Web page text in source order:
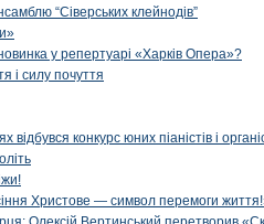
“Сіверських клейнодів”
у репертуарі «Харків Опера»?
і силу почуття
відбувся конкурс юних піаністів і
Христове — символ перемоги